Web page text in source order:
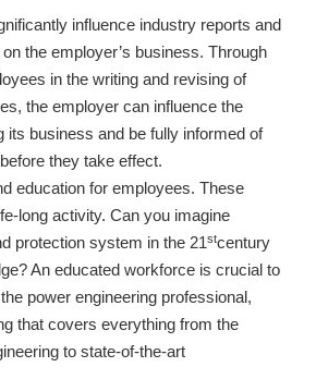
influence industry reports and
the employer’s business. Through
in the writing and revising of
the employer can influence the
its business and be fully informed of
they take effect.
education for employees. These
long activity. Can you imagine
protection system in the 21stcentury
An educated workforce is crucial to
power engineering professional,
that covers everything from the
to state-of-the-art